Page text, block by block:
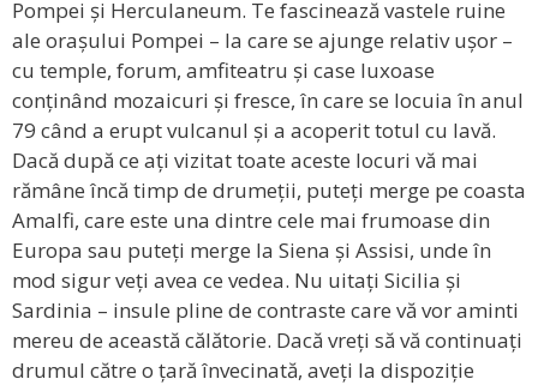
Pompei și Herculaneum. Te fascinează vastele ruine
ale orașului Pompei – la care se ajunge relativ ușor –
cu temple, forum, amfiteatru și case luxoase
conținând mozaicuri și fresce, în care se locuia în anul
79 când a erupt vulcanul și a acoperit totul cu lavă.
Dacă după ce ați vizitat toate aceste locuri vă mai
rămâne încă timp de drumeții, puteți merge pe coasta
Amalfi, care este una dintre cele mai frumoase din
Europa sau puteți merge la Siena și Assisi, unde în
mod sigur veți avea ce vedea. Nu uitați Sicilia și
Sardinia – insule pline de contraste care vă vor aminti
mereu de această călătorie. Dacă vreți să vă continuați
drumul către o țară învecinată, aveți la dispoziție